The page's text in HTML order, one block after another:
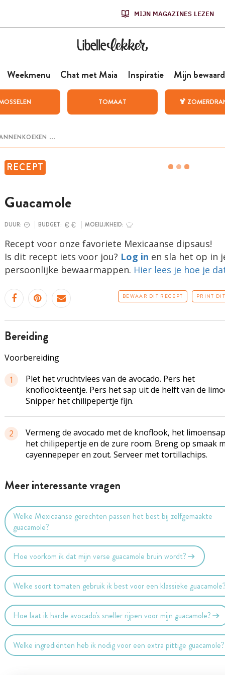
MIJN MAGAZINES LEZEN
Weekmenu Chat met Maia Inspiratie Mijn
TOMAAT 🍹
RECEPT
Guacamole
DUUR: BUDGET: MOEILIJKHEID:
Recept voor onze favoriete Mexicaanse dipsaus!
Is dit recept iets voor jou? Log in en sla het op in
persoonlijke bewaarmappen. Hier lees je hoe je
BEWAAR DIT RECEPT PRINT
bereiding
Voorbereiding
1
Plet het vruchtvlees van de avocado. Pers het
knoflookteentje. Pers het sap uit de helft van de
Snipper het chilipepertje fijn.
2
Vermeng de avocado met de knoflook, het
het chilipepertje en de zure room. Breng op smaak
cayennepeper en zout. Serveer met tortillachips.
Meer interessante vragen
Welke Mexicaanse gerechten passen het best bij zelfgemaakte
guacamole?
Hoe voorkom ik dat mijn verse guacamole bruin wordt?
Welke soort tomaten gebruik ik best voor een klassieke
Hoe laat ik harde avocado's sneller rijpen voor mijn guacamole?
Welke ingrediënten heb ik nodig voor een extra pittige guacamole?